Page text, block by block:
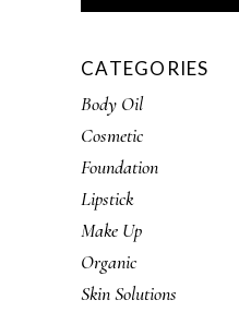
CATEGORIES
Body Oil
Cosmetic
Foundation
Lipstick
Make Up
Organic
Skin Solutions